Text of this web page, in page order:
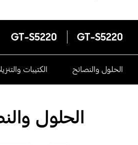
GT-S5220
GT-S5220
الحلول والنصائح الكتيبات
الحلول